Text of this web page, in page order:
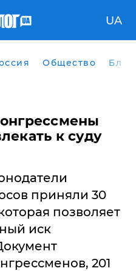
UA
Общество
к суду
приняли 30
позволяет
иск
201